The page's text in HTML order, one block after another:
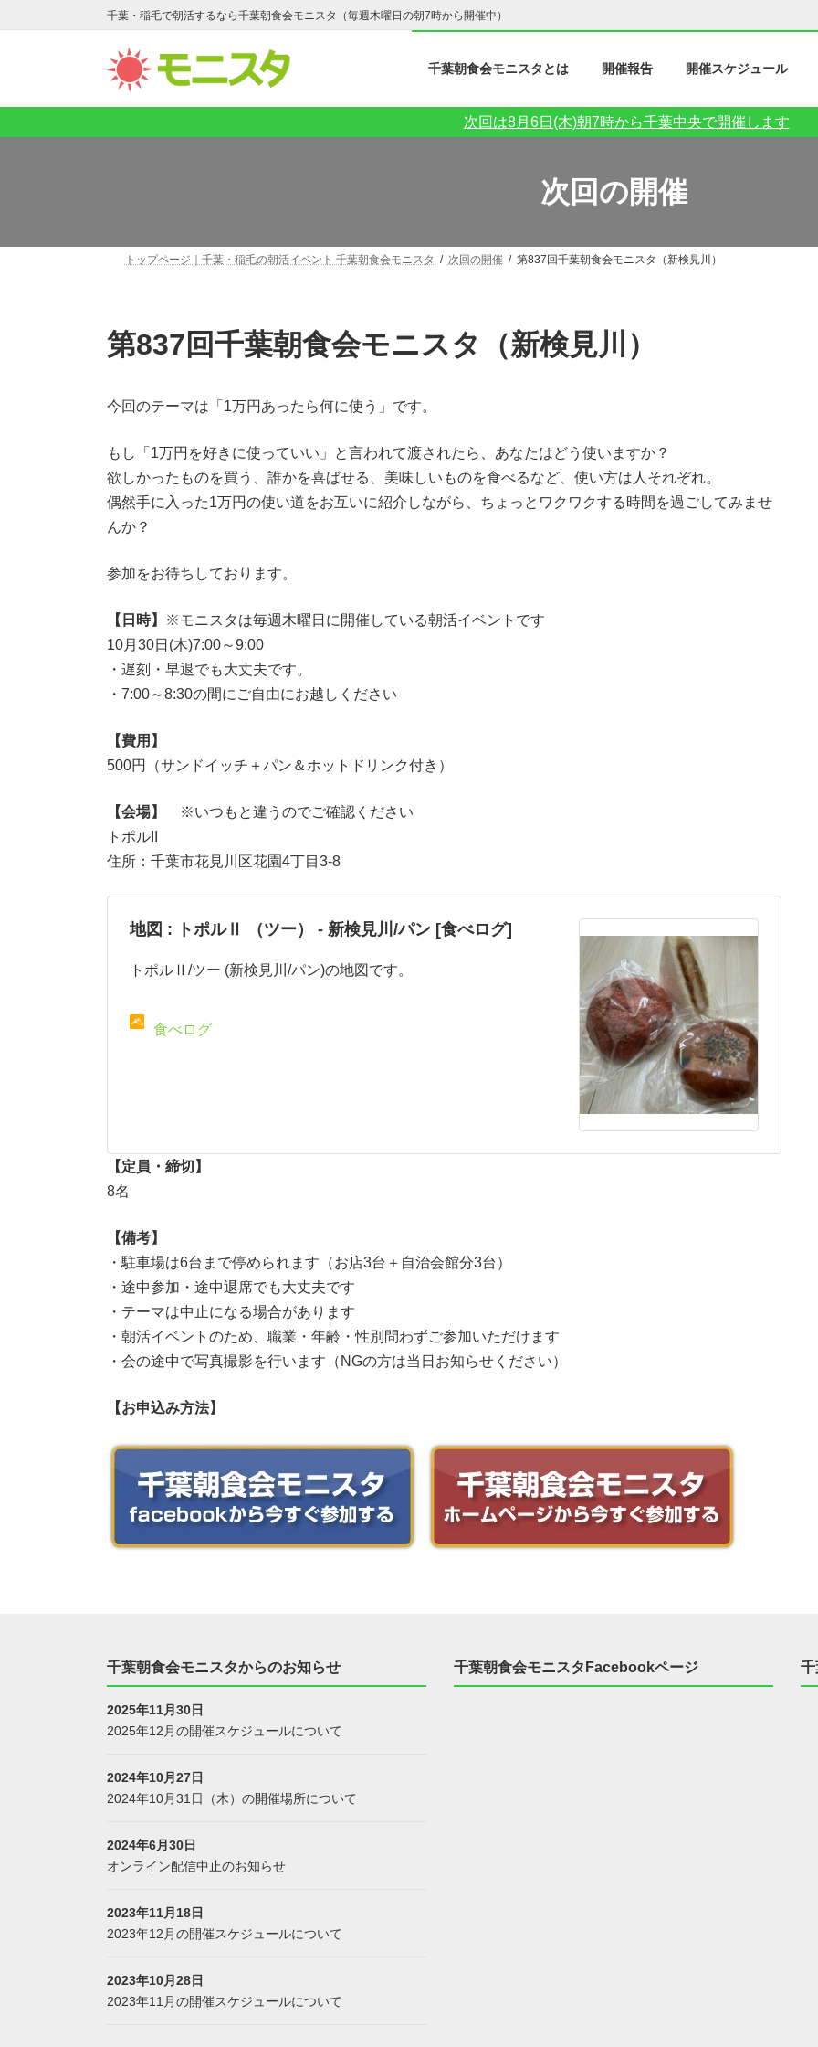
ン
へ
キ
ビ
ョ
に
千葉・稲毛で朝活するなら千葉朝食会モニスタ（毎週木曜日の朝7時から開催中）
千葉朝食会モニスタとは 開催報告 開催スケジュール
次回は8月6日(木)朝7時から千葉中央で開催します
次回の開催
トップページ｜千葉・稲毛の朝活イベント 千葉朝食会モニスタ 次回の開催 第837回千葉朝食会モニスタ（新検見川）
第837回千葉朝食会モニスタ（新検見川）
今回のテーマは「1万円あったら何に使う」です。
もし「1万円を好きに使っていい」と言われて渡されたら、あなたはどう使いますか？
欲しかったものを買う、誰かを喜ばせる、美味しいものを食べるなど、使い方は人それぞれ。
偶然手に入った1万円の使い道をお互いに紹介しながら、ちょっとワクワクする時間を過ごしてみませ
んか？
参加をお待ちしております。
【日時】
※モニスタは毎週木曜日に開催している朝活イベントです
10月30日(木)7:00～9:00
・遅刻・早退でも大丈夫です。
・7:00～8:30の間にご自由にお越しください
【費用】
500円（サンドイッチ＋パン＆ホットドリンク付き）
【会場】
※いつもと違うのでご確認ください
トポルII
住所：千葉市花見川区花園4丁目3-8
地図 : トポルⅡ （ツー） - 新検見川/パン [食べログ]
トポルⅡ/ツー (新検見川/パン)の地図です。
食べログ
【定員・締切】
8名
【備考】
・駐車場は6台まで停められます（お店3台＋自治会館分3台）
・途中参加・途中退席でも大丈夫です
・テーマは中止になる場合があります
・朝活イベントのため、職業・年齢・性別問わずご参加いただけます
・会の途中で写真撮影を行います（NGの方は当日お知らせください）
【お申込み方法】
千葉朝食会モニスタからのお知らせ
2025年11月30日
2025年12月の開催スケジュールについて
2024年10月27日
2024年10月31日（木）の開催場所について
2024年6月30日
オンライン配信中止のお知らせ
2023年11月18日
2023年12月の開催スケジュールについて
2023年10月28日
2023年11月の開催スケジュールについて
千葉朝食会モニスタFacebookページ 千